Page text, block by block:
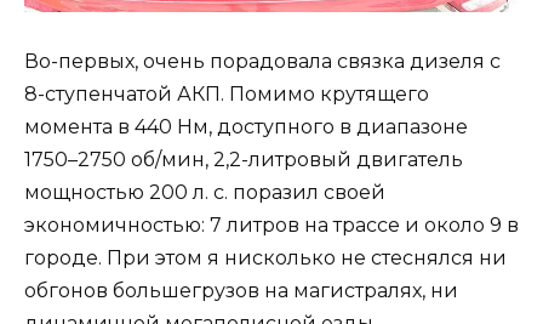
Во-первых, очень порадовала связка дизеля с
8-ступенчатой АКП. Помимо крутящего
момента в 440 Нм, доступного в диапазоне
1750–2750 об/мин, 2,2-литровый двигатель
мощностью 200 л. с. поразил своей
экономичностью: 7 литров на трассе и около 9 в
городе. При этом я нисколько не стеснялся ни
обгонов большегрузов на магистралях, ни